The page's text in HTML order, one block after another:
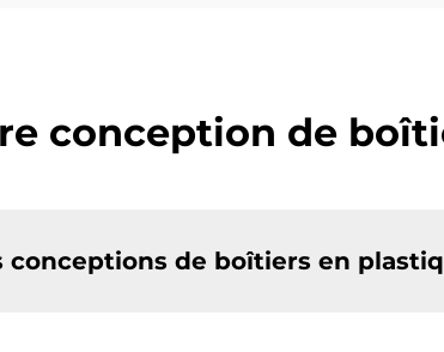
conception de
conceptions de boîtiers en